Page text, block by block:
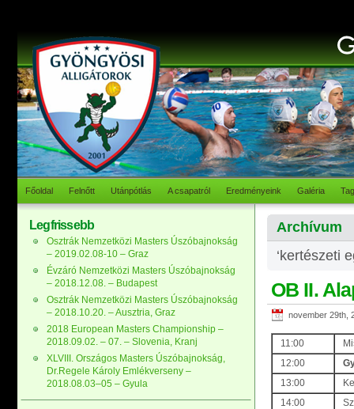
Főoldal Felnőtt Utánpótlás A csapatról Eredményeink Galéria
Archívum
‘kertészeti
OB II.
november 29th,
11:00
12:00
13:00
14:00
Legfrissebb
Osztrák Nemzetközi Masters Úszóbajnokság
– 2019.02.08-10 – Graz
Évzáró Nemzetközi Masters Úszóbajnokság
– 2018.12.08. – Budapest
Osztrák Nemzetközi Masters Úszóbajnokság
– 2018.10.20. – Ausztria, Graz
2018 European Masters Championship –
2018.09.02. – 07. – Slovenia, Kranj
XLVIII. Országos Masters Úszóbajnokság,
Dr.Regele Károly Emlékverseny –
2018.08.03–05 – Gyula